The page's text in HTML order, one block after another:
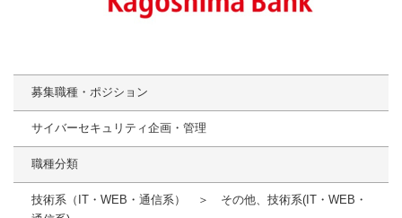
募集職種・ポジション
サイバーセキュリティ企画・管理
職種分類
技術系（IT・WEB・通信系） ＞ その他、技術系(IT・WEB・